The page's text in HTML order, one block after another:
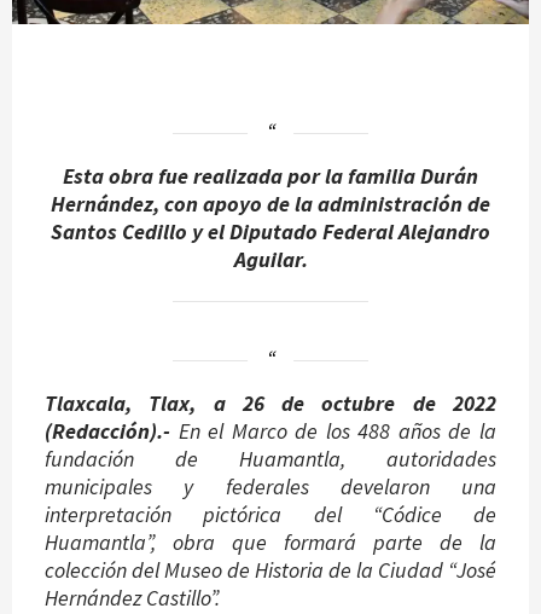
Esta obra fue realizada por la familia Durán
Hernández, con apoyo de la administración de
Santos Cedillo y el Diputado Federal Alejandro
Aguilar.
Tlaxcala, Tlax, a 26 de octubre de 2022
(Redacción).- En el Marco de los 488 años de la
fundación de Huamantla, autoridades
municipales y federales develaron una
interpretación pictórica del “Códice de
Huamantla”, obra que formará parte de la
colección del Museo de Historia de la Ciudad “José
Hernández Castillo”.